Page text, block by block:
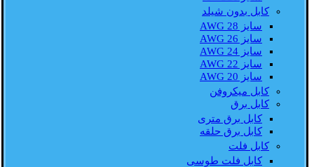
کابل بدون شیلد
سایز AWG 28
سایز AWG 26
سایز AWG 24
سایز AWG 22
سایز AWG 20
کابل میکروفن
کابل برق
کابل برق متری
کابل برق حلقه
کابل فلت
کابل فلت طوسی